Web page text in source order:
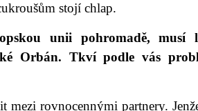
stojí chlap.
unii pohromadě, musí
Orbán. Tkví podle vás
mezi rovnocennými partnery.